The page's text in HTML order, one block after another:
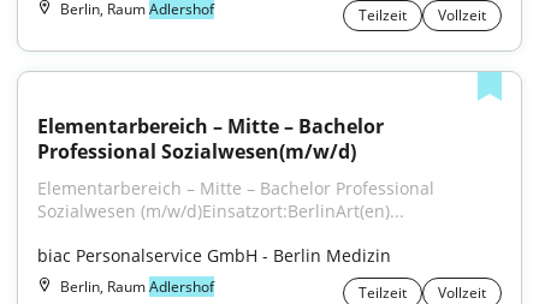
Berlin, RaumAdlershof Teilzeit Vollzeit
Elementarbereich – Mitte – Bachelor
Professional Sozialwesen(m/w/d)
Elementarbereich – Mitte – Bachelor Professional
Sozialwesen (m⁠/⁠w⁠/⁠d)Einsatzort:BerlinArt(en)...
biac Personalservice GmbH - Berlin Medizin
Berlin, RaumAdlershof Teilzeit Vollzeit